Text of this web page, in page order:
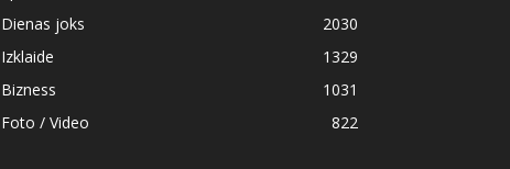
Dienas joks
2030
Izklaide
1329
Bizness
1031
Foto / Video
822